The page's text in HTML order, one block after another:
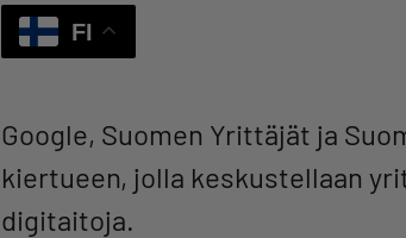
FI
Google, Suomen Yrittäjät ja
kiertueen, jolla keskustellaan
digitaitoja.